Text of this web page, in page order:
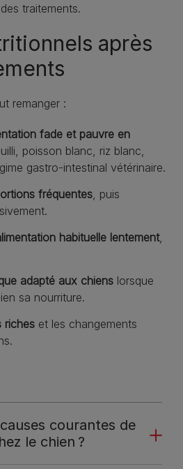
traitements.
après
remanger :
fade et pauvre en
poisson blanc, riz blanc,
gastro-intestinal vétérinaire.
fréquentes , puis
habituelle lentement,
adapté aux chiens lorsque
sa nourriture.
riches et les changements
courantes de
le chien ?